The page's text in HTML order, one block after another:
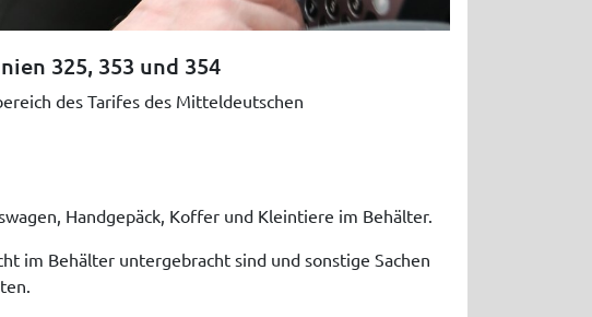
325, 353 und 354
des Tarifes des Mitteldeutschen
Handgepäck, Koffer und Kleintiere im Behälter.
im Behälter untergebracht sind und sonstige Sachen